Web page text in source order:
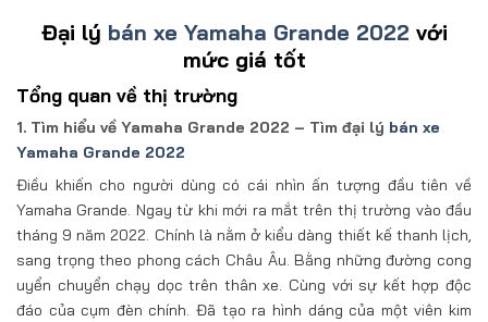
Đại lý bán xe Yamaha Grande 2022 với
mức giá tốt
Tổng quan về thị trường
1. Tìm hiểu về Yamaha Grande 2022 – Tìm đại lý bán xe
Yamaha Grande 2022
Điều khiến cho người dùng có cái nhìn ấn tượng đầu tiên về
Yamaha Grande. Ngay từ khi mới ra mắt trên thị trường vào đầu
tháng 9 năm 2022. Chính là nằm ở kiểu dàng thiết kế thanh lịch,
sang trọng theo phong cách Châu Âu. Bằng những đường cong
uyển chuyển chạy dọc trên thân xe. Cùng với sự kết hợp độc
đáo của cụm đèn chính. Đã tạo ra hình dáng của một viên kim